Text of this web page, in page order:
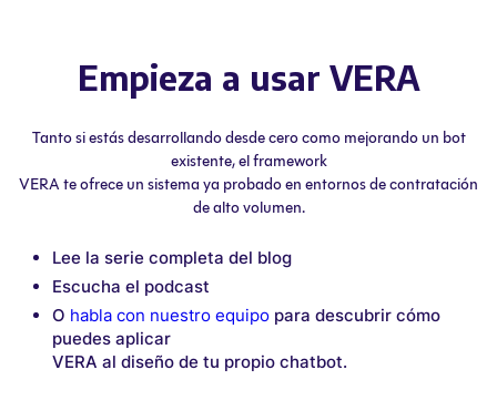
Empieza a usar VERA
Tanto si estás desarrollando desde cero como mejorando un bot
existente, el framework
VERA te ofrece un sistema ya probado en entornos de contratación
de alto volumen.
Lee la serie completa del blog
Escucha el podcast
O habla con nuestro equipo para descubrir cómo
puedes aplicar
VERA al diseño de tu propio chatbot.